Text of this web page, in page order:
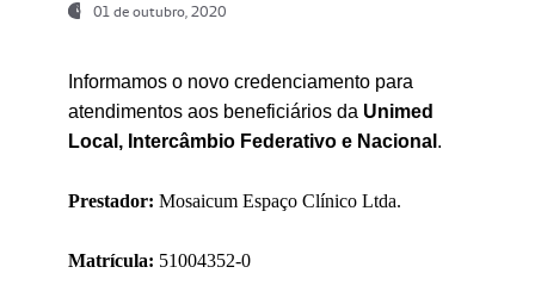
01 de outubro, 2020
Informamos o novo credenciamento para
atendimentos aos beneficiários da Unimed
Local, Intercâmbio Federativo e Nacional .
Prestador: Mosaicum Espaço Clínico Ltda.
Matrícula: 51004352-0